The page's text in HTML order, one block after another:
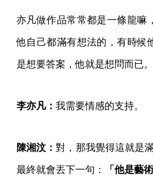
亦凡做作品常常都是一條龍嘛
他自己都滿有想法的，有時候
是想要答案，他就是想問而已。
李亦凡： 我需要情感的支持。
陳湘汶：對，那我覺得這就是
最終就會丟下一句： 「他是藝